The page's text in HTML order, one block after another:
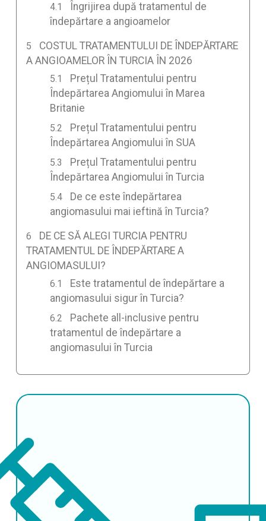
Îngrijirea după tratamentul de
îndepărtare a angioamelor
COSTUL TRATAMENTULUI DE ÎNDEPĂRTARE
A ANGIOAMELOR ÎN TURCIA ÎN 2026
Prețul Tratamentului pentru
Îndepărtarea Angiomului în Marea
Britanie
Prețul Tratamentului pentru
Îndepărtarea Angiomului în SUA
Prețul Tratamentului pentru
Îndepărtarea Angiomului în Turcia
De ce este îndepărtarea
angiomasului mai ieftină în Turcia?
DE CE SĂ ALEGI TURCIA PENTRU
TRATAMENTUL DE ÎNDEPĂRTARE A
ANGIOMASULUI?
Este tratamentul de îndepărtare a
angiomasului sigur în Turcia?
Pachete all-inclusive pentru
tratamentul de îndepărtare a
angiomasului în Turcia